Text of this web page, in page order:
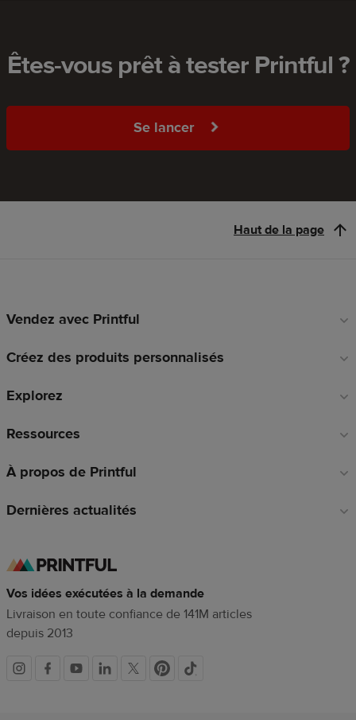
Êtes-vous prêt à tester Printful ?
Se lancer
Haut de la page
Liens
pied
page
Vendez avec Printful
Créez des produits personnalisés
Explorez
Ressources
À propos de Printful
Dernières actualités
Vos idées exécutées à la demande
Livraison en toute confiance de 141M articles
depuis 2013
Liens